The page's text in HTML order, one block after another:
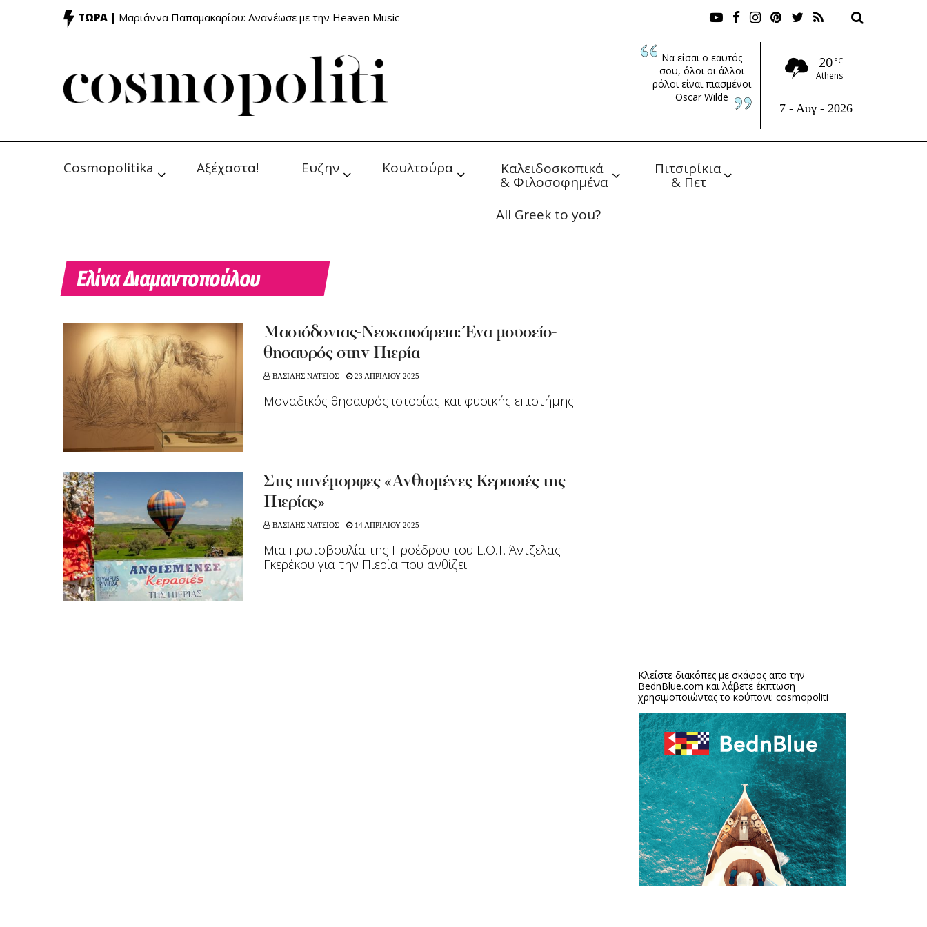
ΤΩΡΑ | Μαριάννα Παπαμακαρίου: Ανανέωσε με την Heaven Music
Να είσαι ο εαυτός
σου, όλοι οι άλλοι
ρόλοι είναι πιασμένοι
Oscar Wilde
20 °C
Athens
7 - Αυγ - 2026
Cosmopolitika Αξέχαστα! Ευζην Κουλτούρα Καλειδοσκοπικά
& Φιλοσοφημένα
Πιτσιρίκια
& Πετ
All Greek to you?
Ελίνα Διαμαντοπούλου
Μαστόδοντας-Νεοκαισάρεια: Ένα μουσείο-
θησαυρός στην Πιερία
ΒΑΣΙΛΗΣ ΝΑΤΣΙΟΣ 23 ΑΠΡΙΛΙΟΥ 2025
Μοναδικός θησαυρός ιστορίας και φυσικής επιστήμης
Στις πανέμορφες «Ανθισμένες Κερασιές της
Πιερίας»
ΒΑΣΙΛΗΣ ΝΑΤΣΙΟΣ 14 ΑΠΡΙΛΙΟΥ 2025
Μια πρωτοβουλία της Προέδρου του Ε.Ο.Τ. Άντζελας
Γκερέκου για την Πιερία που ανθίζει
Κλείστε διακόπες με σκάφος απο την
BednBlue.com και λάβετε έκπτωση
χρησιμοποιώντας το κούπονι: cosmopoliti